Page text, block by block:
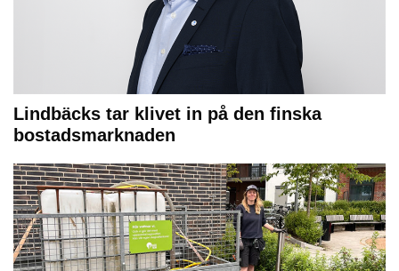
Lindbäcks tar klivet in på den finska
bostadsmarknaden